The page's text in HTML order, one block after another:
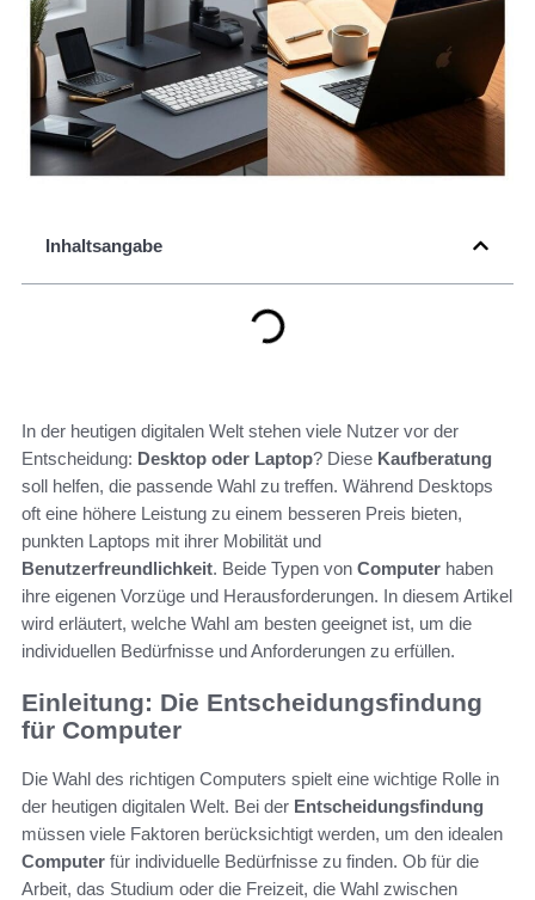
Inhaltsangabe
In der heutigen digitalen Welt stehen viele Nutzer vor der
Entscheidung: Desktop oder Laptop? Diese Kaufberatung
soll helfen, die passende Wahl zu treffen. Während Desktops
oft eine höhere Leistung zu einem besseren Preis bieten,
punkten Laptops mit ihrer Mobilität und
Benutzerfreundlichkeit. Beide Typen von Computer haben
ihre eigenen Vorzüge und Herausforderungen. In diesem Artikel
wird erläutert, welche Wahl am besten geeignet ist, um die
individuellen Bedürfnisse und Anforderungen zu erfüllen.
Einleitung: Die Entscheidungsfindung
für Computer
Die Wahl des richtigen Computers spielt eine wichtige Rolle in
der heutigen digitalen Welt. Bei der Entscheidungsfindung
müssen viele Faktoren berücksichtigt werden, um den idealen
Computer für individuelle Bedürfnisse zu finden. Ob für die
Arbeit, das Studium oder die Freizeit, die Wahl zwischen